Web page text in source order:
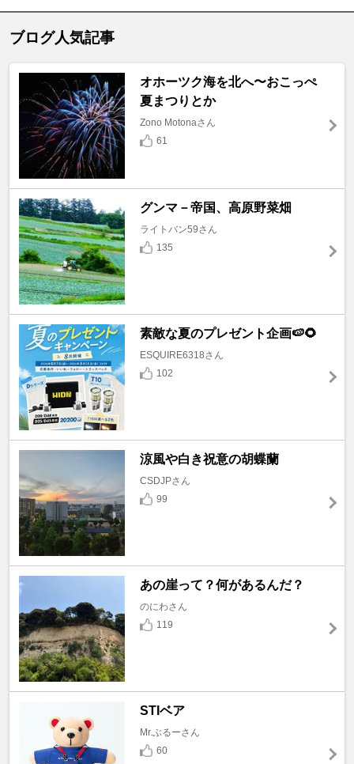
ブログ人気記事
オホーツク海を北へ〜おこっぺ
夏まつりとか
Zono Motonaさん
61
グンマ－帝国、高原野菜畑
ライトバン59さん
135
素敵な夏のプレゼント企画🍉🌻
ESQUIRE6318さん
102
涼風や白き祝意の胡蝶蘭
CSDJPさん
99
あの崖って？何があるんだ？
のにわさん
119
STIベア
Mr.ぶるーさん
60